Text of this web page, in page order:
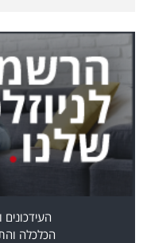
דרושים
ניוזלטרים
מייל
הכלכלה